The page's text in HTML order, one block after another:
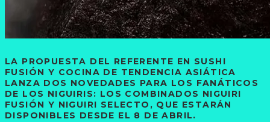
LA PROPUESTA DEL REFERENTE EN SUSHI
FUSIÓN Y COCINA DE TENDENCIA ASIÁTICA
LANZA DOS NOVEDADES PARA LOS FANÁTICOS
DE LOS NIGUIRIS: LOS COMBINADOS NIGUIRI
FUSIÓN Y NIGUIRI SELECTO, QUE ESTARÁN
DISPONIBLES DESDE EL 8 DE ABRIL.